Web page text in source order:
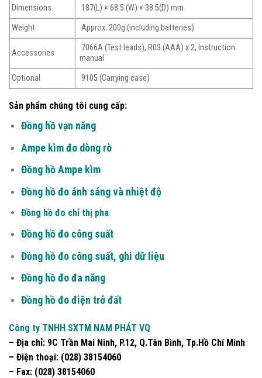
Dimensions
187(L) × 68.5 (W) × 38.5(D) mm
Weight
Approx. 200g (including batteries)
Accessories
7066A (Test leads), R03 (AAA) x 2, Instruction
manual
Optional
9105 (Carrying case)
Sản phẩm chúng tôi cung cấp:
Đồng hồ vạn năng
Ampe kìm đo dòng rò
Đồng hồ Ampe kìm
Đồng hồ đo ánh sáng và nhiệt độ
Đồng hồ đo chỉ thị pha
Đồng hồ đo công suất
Đồng hồ đo công suất, ghi dữ liệu
Đồng hồ đo đa năng
Đồng hồ đo điện trở đất
Công ty TNHH SXTM NAM PHÁT VQ
– Địa chỉ: 9C Trần Mai Ninh, P.12, Q.Tân Bình, Tp.Hồ Chí Minh
– Điện thoại: (028) 38154060
– Fax: (028) 38154060